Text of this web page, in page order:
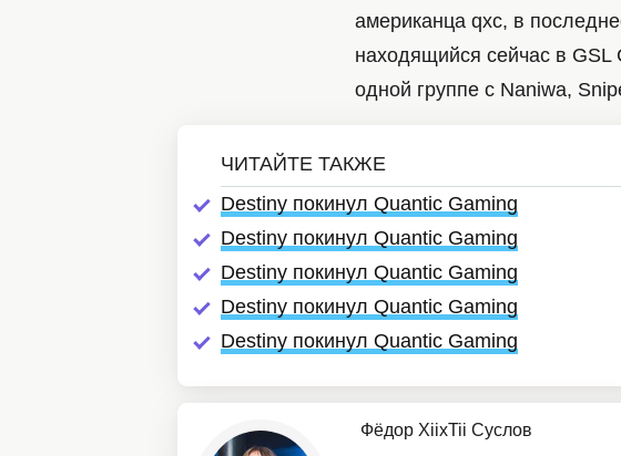
американца qxc, в
находящийся сейчас в GSL
одной группе с Naniwa,
Destiny покинул Quantic Gaming
Destiny покинул Quantic Gaming
Destiny покинул Quantic Gaming
Destiny покинул Quantic Gaming
Destiny покинул Quantic Gaming
Фёдор XiixTii Суслов